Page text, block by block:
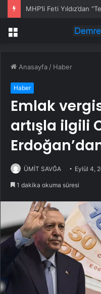
Menü
Anasayfa / Haber
Haber
Emlak
artışla ilgili
ÜMİT SAVĞA Eylül 4,
1 dakika okuma süresi